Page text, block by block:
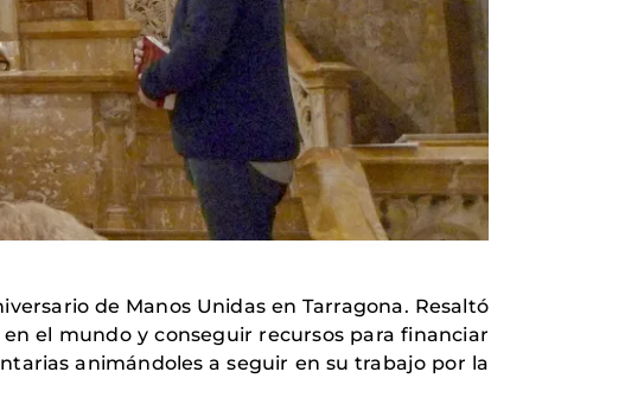
de Manos Unidas en Tarragona. Resaltó
el mundo y conseguir recursos para financiar
animándoles a seguir en su trabajo por la